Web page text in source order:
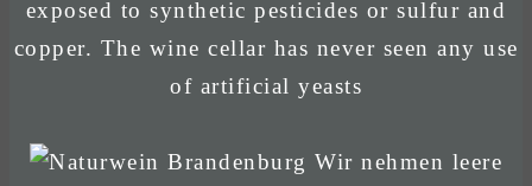
exposed to synthetic pesticides or sulfur and
copper. The wine cellar has never seen any use
of artificial yeasts
Wir nehmen leere